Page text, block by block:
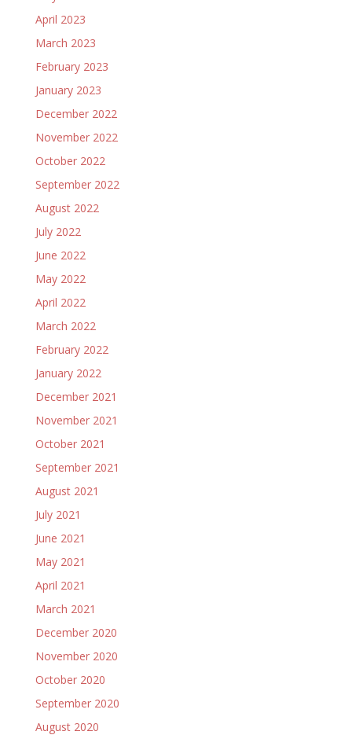
April 2023
March 2023
February 2023
January 2023
December 2022
November 2022
October 2022
September 2022
August 2022
July 2022
June 2022
May 2022
April 2022
March 2022
February 2022
January 2022
December 2021
November 2021
October 2021
September 2021
August 2021
July 2021
June 2021
May 2021
April 2021
March 2021
December 2020
November 2020
October 2020
September 2020
August 2020